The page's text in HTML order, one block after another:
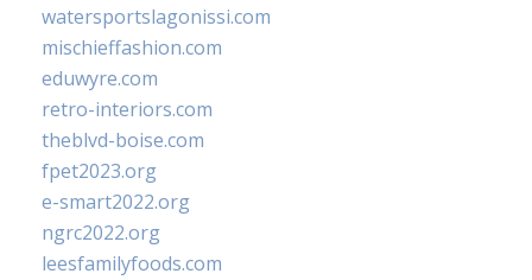
watersportslagonissi.com
mischieffashion.com
eduwyre.com
retro-interiors.com
theblvd-boise.com
fpet2023.org
e-smart2022.org
ngrc2022.org
leesfamilyfoods.com